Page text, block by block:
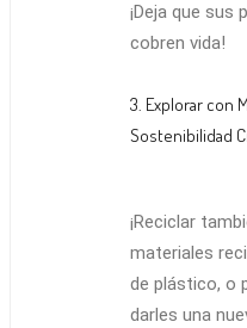
¡Deja que sus
cobren vida!
3. Explorar con
Sostenibilidad
¡Reciclar
materiales
de plástico, o
darles una